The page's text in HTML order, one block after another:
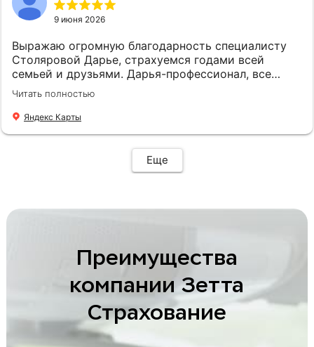
9 июня 2026
Выражаю огромную благодарность специалисту
Столяровой Дарье, страхуемся годами всей
семьей и друзьями. Дарья-профессионал, все
подскажет, подберет, посоветует. Рекомендую!
Читать полностью
Яндекс Карты
Еще
Преимущества
компании Зетта
Страхование